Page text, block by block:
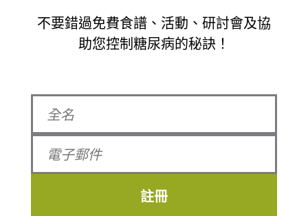
不要錯過免費食譜、活動、研討會及協
助您控制糖尿病的秘訣！
註冊